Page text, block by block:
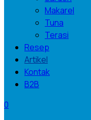
Makarel
Tuna
Terasi
Resep
Artikel
Kontak
B2B
0